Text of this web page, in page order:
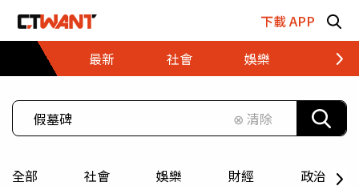
下載 APP
最新
社會 娛樂 財經
⊗ 清除
全部 社會 娛樂 財經 政治